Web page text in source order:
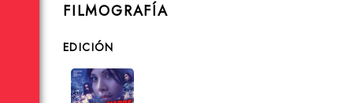
FILMOGRAFÍA
EDICIÓN